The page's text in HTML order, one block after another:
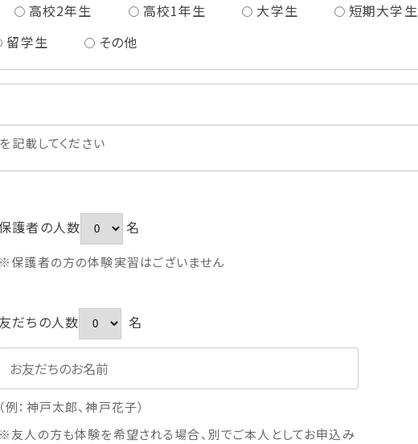
高校2年生 高校1年生 大学生
短期大学生
留学生 その他
記載してください
護者の人数 名
※保護者の方の体験実習はございません
友だちの人数 名
（例：神戸太郎、神戸花子）
※友人の方も体験を希望される場合、別でご本人としてお申込み